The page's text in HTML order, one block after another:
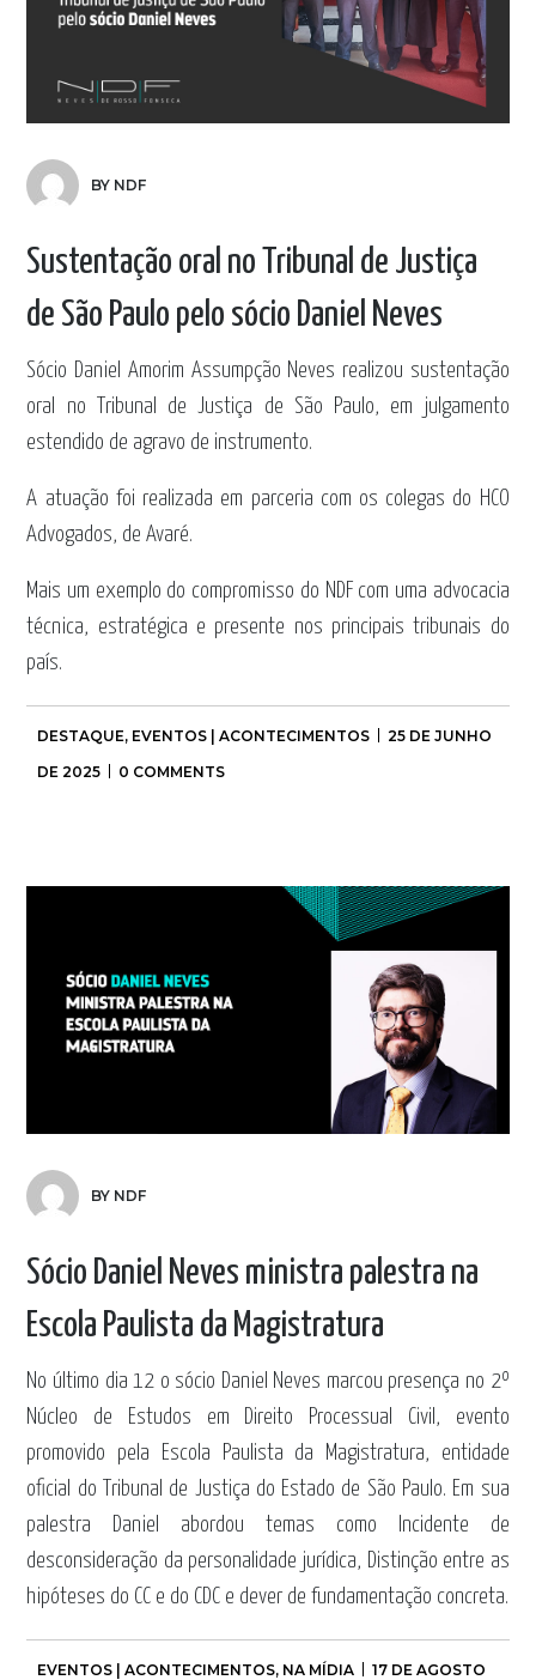
BY NDF
Sustentação oral no Tribunal de Justiça
de São Paulo pelo sócio Daniel Neves
Sócio Daniel Amorim Assumpção Neves realizou sustentação
oral no Tribunal de Justiça de São Paulo, em julgamento
estendido de agravo de instrumento.
A atuação foi realizada em parceria com os colegas do HCO
Advogados, de Avaré.
Mais um exemplo do compromisso do NDF com uma advocacia
técnica, estratégica e presente nos principais tribunais do
país.
DESTAQUE, EVENTOS | ACONTECIMENTOS
25 DE JUNHO
DE 2025
0 COMMENTS
BY NDF
Sócio Daniel Neves ministra palestra na
Escola Paulista da Magistratura
No último dia 12 o sócio Daniel Neves marcou presença no 2º
Núcleo de Estudos em Direito Processual Civil, evento
promovido pela Escola Paulista da Magistratura, entidade
oficial do Tribunal de Justiça do Estado de São Paulo. Em sua
palestra Daniel abordou temas como Incidente de
desconsideração da personalidade jurídica, Distinção entre as
hipóteses do CC e do CDC e dever de fundamentação concreta.
EVENTOS | ACONTECIMENTOS, NA MÍDIA
17 DE AGOSTO